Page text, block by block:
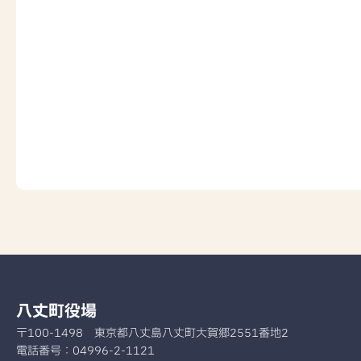
八丈町役場
〒100-1498 東京都八丈島八丈町大賀郷2551番地2
電話番号： 04996-2-1121